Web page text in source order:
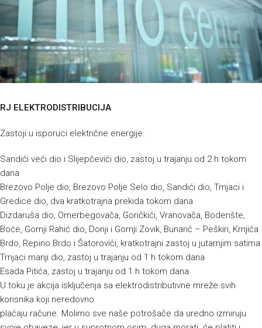
RJ ELEKTRODISTRIBUCIJA
Zastoji u isporuci električne energije:
Sandići veći dio i Slijepčevići dio, zastoj u trajanju od 2 h tokom
dana
Brezovo Polje dio, Brezovo Polje Selo dio, Sandići dio, Trnjaci i
Gredice dio, dva kratkotrajna prekida tokom dana
Dizdaruša dio, Omerbegovača, Goričkići, Vranovača, Boderište,
Boće, Gornji Rahić dio, Donji i Gornji Zovik, Bunarić – Peškiri, Krnjića
Brdo, Repino Brdo i Šatorovići, kratkotrajni zastoj u jutarnjim satima
Trnjaci manji dio, zastoj u trajanju od 1 h tokom dana
Esada Pitića, zastoj u trajanju od 1 h tokom dana
U toku je akcija isključenja sa elektrodistributivne mreže svih
korisnika koji neredovno
plaćaju račune. Molimo sve naše potrošače da uredno izmiruju